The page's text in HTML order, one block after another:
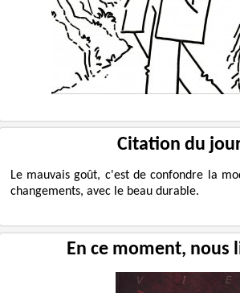
Citation du
Le mauvais goût, c'est de confondre la
changements, avec le beau durable.
En ce moment, nous